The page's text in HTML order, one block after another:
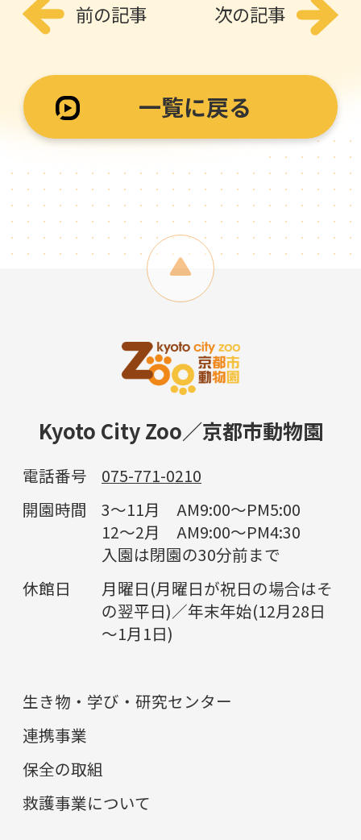
前の記事
一覧に戻る
次の記事
Kyoto City Zoo／京都市動物園
電話番号
075-771-0210
開園時間
3～11月 AM9:00～PM5:00
12～2月 AM9:00～PM4:30
入園は閉園の30分前まで
休館日
月曜日(月曜日が祝日の場合はそ
の翌平日)／年末年始(12月28日
～1月1日)
生き物・学び・研究センター
連携事業
保全の取組
救護事業について